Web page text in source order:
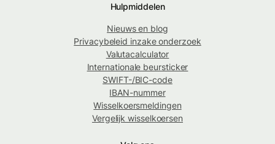
Hulpmiddelen
Nieuws en blog
Privacybeleid inzake onderzoek
Valutacalculator
Internationale beursticker
SWIFT-/BIC-code
IBAN-nummer
Wisselkoersmeldingen
Vergelijk wisselkoersen